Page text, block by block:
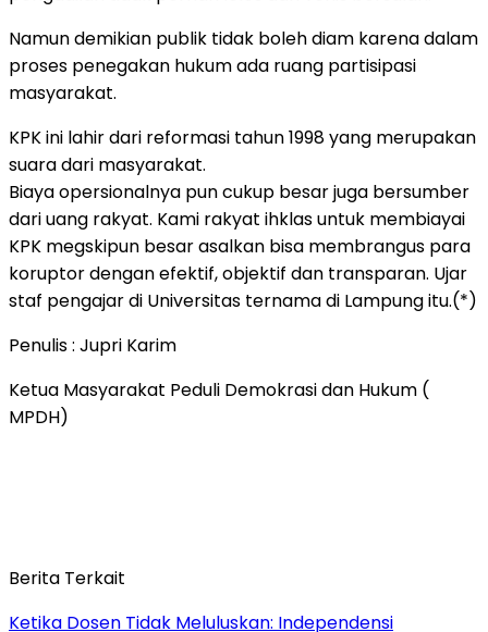
Namun demikian publik tidak boleh diam karena dalam
proses penegakan hukum ada ruang partisipasi
masyarakat.
KPK ini lahir dari reformasi tahun 1998 yang merupakan
suara dari masyarakat.
Biaya opersionalnya pun cukup besar juga bersumber
dari uang rakyat. Kami rakyat ihklas untuk membiayai
KPK megskipun besar asalkan bisa membrangus para
koruptor dengan efektif, objektif dan transparan. Ujar
staf pengajar di Universitas ternama di Lampung itu.(*)
Penulis : Jupri Karim
Ketua Masyarakat Peduli Demokrasi dan Hukum (
MPDH)
Berita Terkait
Ketika Dosen Tidak Meluluskan: Independensi